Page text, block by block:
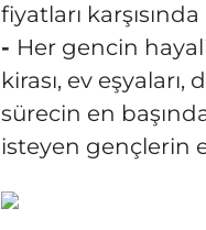
fiyatları
- Her gencin
kirası, ev
sürecin en
isteyen gençlerin